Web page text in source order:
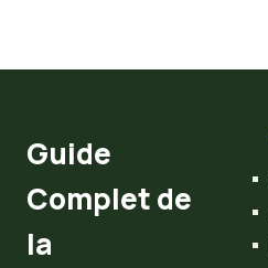
Guide
Complet de
la